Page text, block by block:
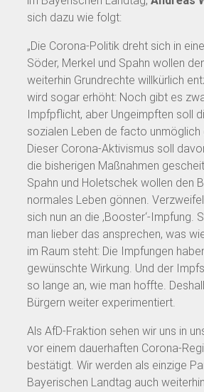
sich dazu wie folgt:
„Die Corona-Politik dreht sich in
Söder, Merkel und Spahn wollen
weiterhin Grundrechte willkürlich
wird sogar erhöht: Noch gibt es
Impfpflicht, aber Ungeimpften soll
sozialen Leben de facto unmöglich
Dieser Corona-Aktivismus soll
die bisherigen Maßnahmen
Spahn und Holetschek wollen den
normales Leben gönnen.
sich nun an die ‚Booster‘-Impfung.
man lieber das ansprechen, was
im Raum steht: Die Impfungen
gewünschte Wirkung. Und der
so lange an, wie man hoffte.
Bürgern weiter experimentiert.
Als AfD-Fraktion sehen wir uns in
vor einem dauerhaften Corona-
bestätigt. Wir werden als einzige
Bayerischen Landtag auch